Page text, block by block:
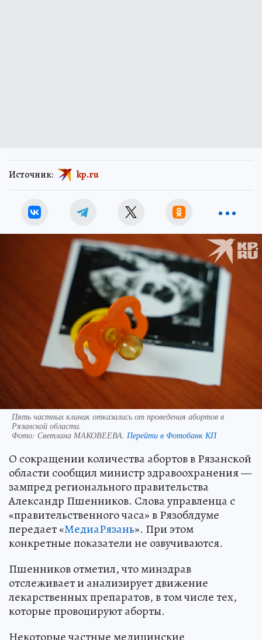
Источник: kp.ru
Пять частных клиник отказались от проведения абортов в
Рязанской области.
Фото: Светлана МАКОВЕЕВА. Перейти в Фотобанк КП
О сокращении количества абортов в Рязанской
области сообщил министр здравоохранения —
зампред регионального правительства
Александр Пшенников. Слова управленца с
«правительственного часа» в Рязоблдуме
передает «МедиаРязань». При этом
конкретные показатели не озвучиваются.
Пшенников отметил, что минздрав
отслеживает и анализирует движение
лекарственных препаратов, в том числе тех,
которые провоцируют аборты.